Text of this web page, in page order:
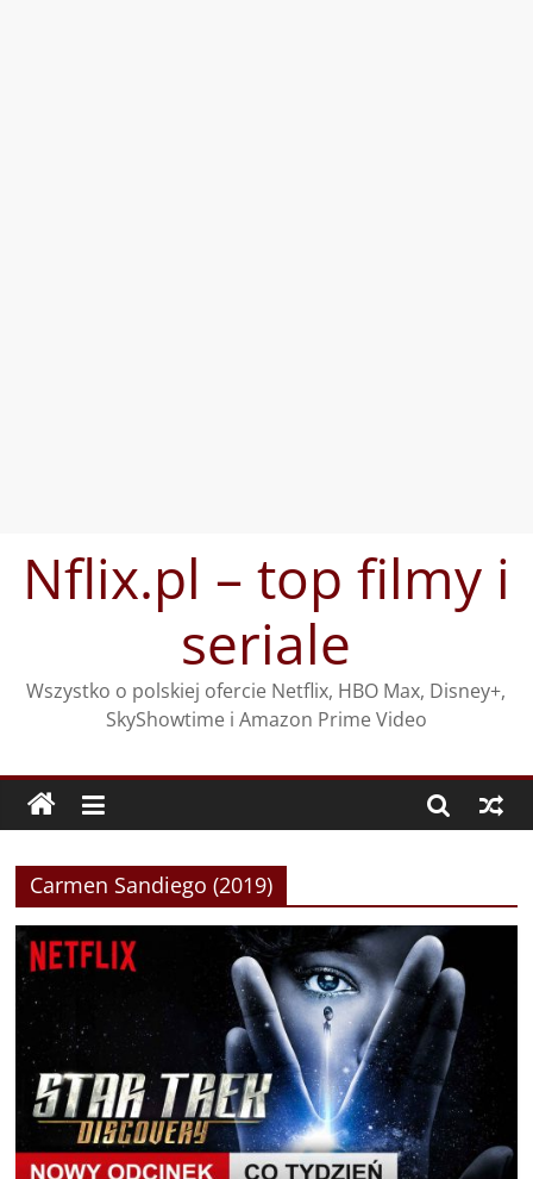
treściNflix.pl – top filmy i
seriale
Wszystko o polskiej ofercie Netflix, HBO Max, Disney+,
SkyShowtime i Amazon Prime Video
Carmen Sandiego (2019)